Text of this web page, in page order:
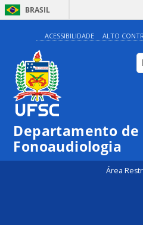
BRASIL
ACESSIBILIDADE ALTO
Departamento de
Fonoaudiologia
Área